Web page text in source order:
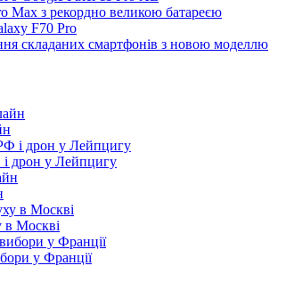
Max з рекордно великою батареєю
F70 Pro
складаних смартфонів з новою моделлю
дрон у Лейпцигу
в Москві
у Франції